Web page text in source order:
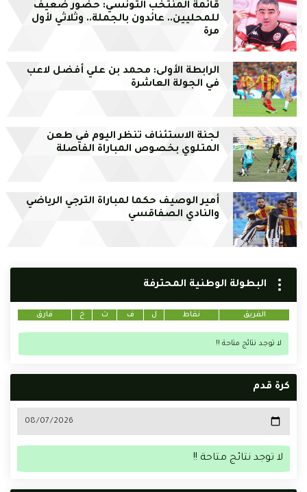
قائمة المنتخب التونسي: حضور ضعيف
للمحليين.. عائدون بالجملة.. وثلاثي لأول
مرة
الرابطة الأولى: محمد بن علي أفضل لاعب
في الجولة العاشرة
لجنة الاستئناف تنظر اليوم في طعن
المتلوي بخصوص المباراة الفاصلة
أمير الوصيف حكما لمباراة الترجي الرياضي
والنادي الصفاقسي
البطولة الوطنية المحترفة
الفريق نقاط ل ف ت خ فارق
لا توجد نتائج متاحة !!
كرة قدم
لا توجد نتائج متاحة !!